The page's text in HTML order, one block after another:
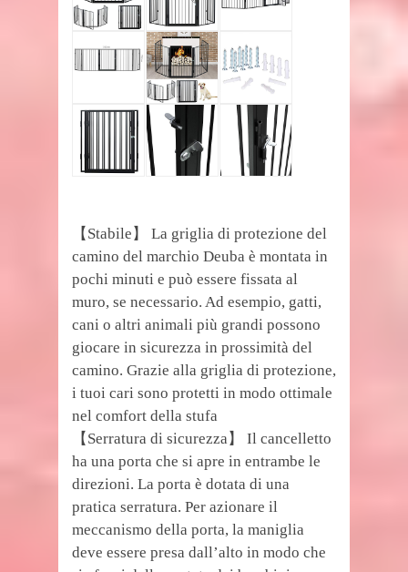
【Stabile】 La griglia di protezione del
camino del marchio Deuba è montata in
pochi minuti e può essere fissata al
muro, se necessario. Ad esempio, gatti,
cani o altri animali più grandi possono
giocare in sicurezza in prossimità del
camino. Grazie alla griglia di protezione,
i tuoi cari sono protetti in modo ottimale
nel comfort della stufa
【Serratura di sicurezza】 Il cancelletto
ha una porta che si apre in entrambe le
direzioni. La porta è dotata di una
pratica serratura. Per azionare il
meccanismo della porta, la maniglia
deve essere presa dall’alto in modo che